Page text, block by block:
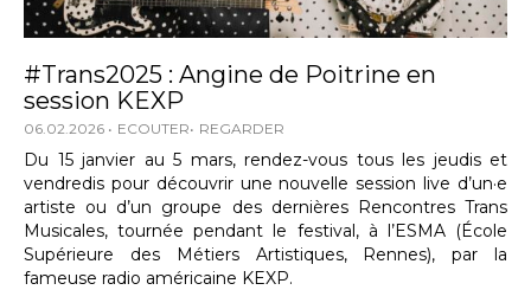
#Trans2025 : Angine de Poitrine en
session KEXP
06.02.2026 ECOUTER REGARDER
Du 15 janvier au 5 mars, rendez-vous tous les jeudis et
vendredis pour découvrir une nouvelle session live d’un·e
artiste ou d’un groupe des dernières Rencontres Trans
Musicales, tournée pendant le festival, à l’ESMA (École
Supérieure des Métiers Artistiques, Rennes), par la
fameuse radio américaine KEXP.